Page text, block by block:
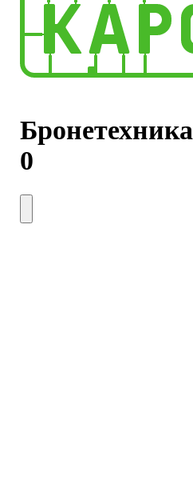
Бронетехника
0